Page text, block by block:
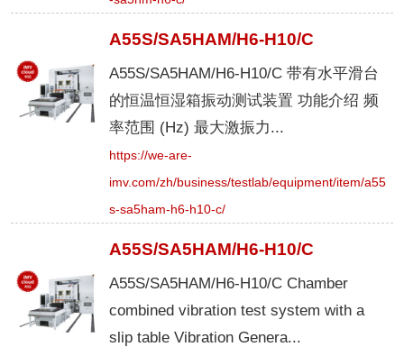
A55S/SA5HAM/H6-H10/C
A55S/SA5HAM/H6-H10/C 带有水平滑台
的恒温恒湿箱振动测试装置 功能介绍 频
率范围 (Hz) 最大激振力...
https://we-are-
imv.com/zh/business/testlab/equipment/item/a55
s-sa5ham-h6-h10-c/
A55S/SA5HAM/H6-H10/C
A55S/SA5HAM/H6-H10/C Chamber
combined vibration test system with a
slip table Vibration Genera...